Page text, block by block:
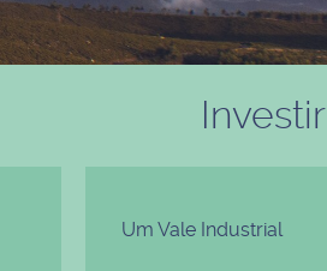
Investir
Um Vale Industrial